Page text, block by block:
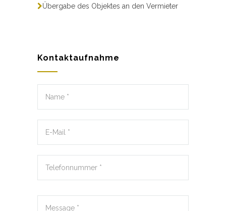
Übergabe des Objektes an den Vermieter
Kontaktaufnahme